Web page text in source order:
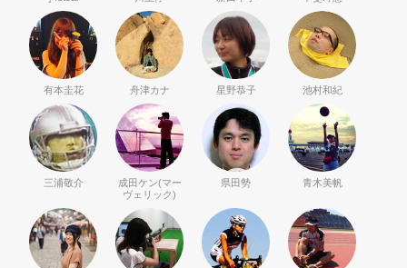
有本圭花 舟津カナ 星野恭子 池村和紀
三浦敬介
成田ケン(マー
ヴェリック)
県田勢 青木美帆